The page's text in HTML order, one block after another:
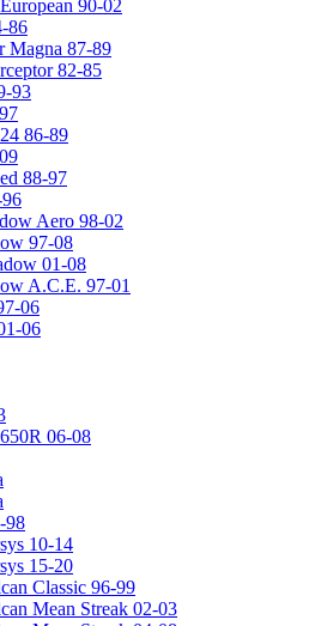
90-02
86
Magna 87-89
82-85
93
86-89
88-97
Aero 98-02
97-08
01-08
A.C.E. 97-01
06
06
06-08
98
10-14
15-20
Classic 96-99
Mean Streak 02-03